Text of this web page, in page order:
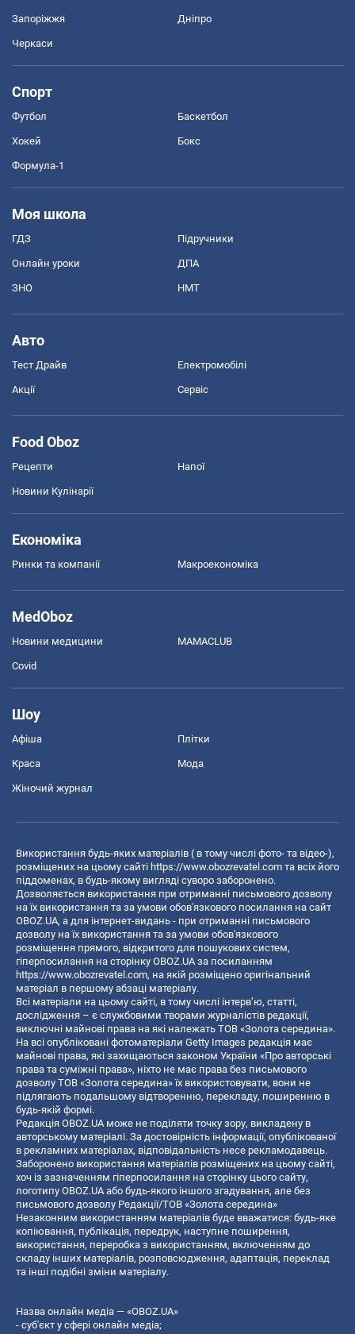
Запоріжжя Дніпро
Черкаси
Спорт
Футбол Баскетбол
Хокей Бокс
Формула-1
Моя школа
ГДЗ Підручники
Онлайн уроки ДПА
ЗНО НМТ
Авто
Тест Драйв Електромобілі
Акції Сервіс
Food Oboz
Рецепти Напої
Новини Кулінарії
Економіка
Ринки та компанії Макроекономіка
MedOboz
Новини медицини MAMACLUB
Covid
Шоу
Афіша Плітки
Краса Мода
Жіночий журнал
Використання будь-яких матеріалів ( в тому числі фото- та відео-),
розміщених на цьому сайті https://www.obozrevatel.com та всіх його
піддоменах, в будь-якому вигляді суворо заборонено.
Дозволяється використання при отриманні письмового дозволу
на їх використання та за умови обов'язкового посилання на сайт
OBOZ.UA, а для інтернет-видань - при отриманні письмового
дозволу на їх використання та за умови обов'язкового
розміщення прямого, відкритого для пошукових систем,
гіперпосилання на сторінку OBOZ.UA за посиланням
https://www.obozrevatel.com, на якій розміщено оригінальний
матеріал в першому абзаці матеріалу.
Всі матеріали на цьому сайті, в тому числі інтерв’ю, статті,
дослідження – є службовими творами журналістів редакції,
виключні майнові права на які належать ТОВ «Золота середина».
На всі опубліковані фотоматеріали Getty Images редакція має
майнові права, які захищаються законом України «Про авторські
права та суміжні права», ніхто не має права без письмового
дозволу ТОВ «Золота середина» їх використовувати, вони не
підлягають подальшому відтворенню, перекладу, поширенню в
будь-якій формі.
Редакція OBOZ.UA може не поділяти точку зору, викладену в
авторському матеріалі. За достовірність інформації, опублікованої
в рекламних матеріалах, відповідальність несе рекламодавець.
Заборонено використання матеріалів розміщених на цьому сайті,
хоч із зазначенням гіперпосилання на сторінку цього сайту,
логотипу OBOZ.UA або будь-якого іншого згадування, але без
письмового дозволу Редакції/ТОВ «Золота середина»
Незаконним використанням матеріалів буде вважатися: будь-яке
копiювання, публiкацiя, передрук, наступне поширення,
використання, переробка з використанням, включенням до
складу інших матеріалів, розповсюдження, адаптація, переклад
та інші подібні зміни матеріалу.
Назва онлайн медіа — «OBOZ.UA»
- суб'єкт у сфері онлайн медіа;